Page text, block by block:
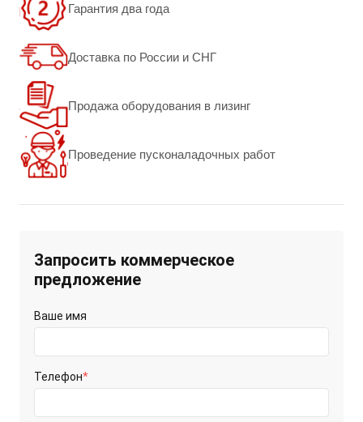
Гарантия два года
Доставка по России и СНГ
Продажа оборудования в лизинг
Проведение пусконаладочных работ
Запросить коммерческое
предложение
Ваше имя
Телефон*